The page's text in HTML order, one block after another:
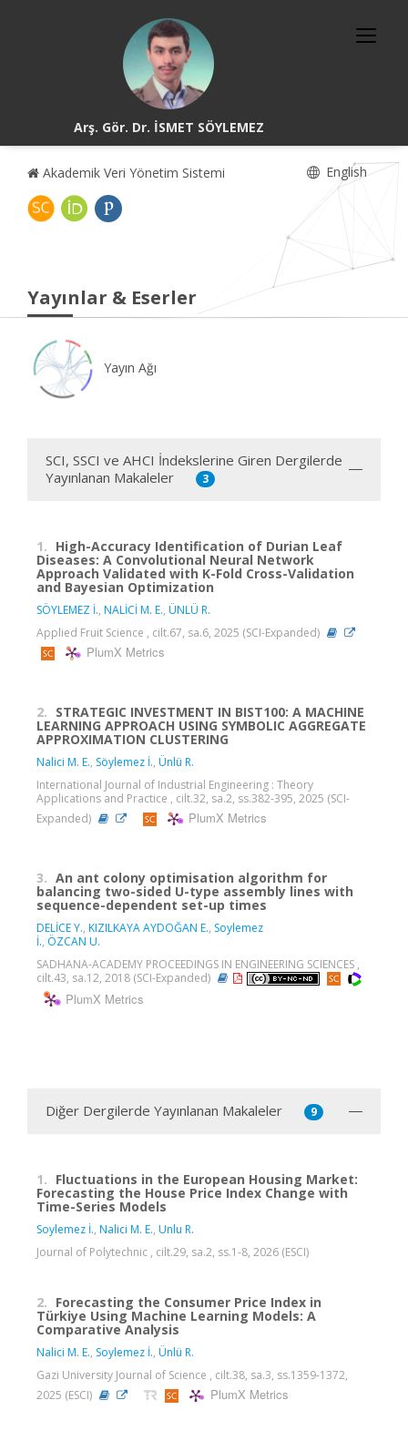
Arş. Gör. Dr. İSMET SÖYLEMEZ
Akademik Veri Yönetim Sistemi English
Yayınlar & Eserler
Yayın Ağı
SCI, SSCI ve AHCI İndekslerine Giren Dergilerde
Yayınlanan Makaleler
3
1. High-Accuracy Identification of Durian Leaf
Diseases: A Convolutional Neural Network
Approach Validated with K-Fold Cross-Validation
and Bayesian Optimization
SÖYLEMEZ İ., NALİCİ M. E., ÜNLÜ R.
Applied Fruit Science , cilt.67, sa.6, 2025 (SCI-Expanded)
PlumX Metrics
2. STRATEGIC INVESTMENT IN BIST100: A MACHINE
LEARNING APPROACH USING SYMBOLIC AGGREGATE
APPROXIMATION CLUSTERING
Nalici M. E., Söylemez İ., Ünlü R.
International Journal of Industrial Engineering : Theory
Applications and Practice , cilt.32, sa.2, ss.382-395, 2025 (SCI-
Expanded)
PlumX Metrics
3. An ant colony optimisation algorithm for
balancing two-sided U-type assembly lines with
sequence-dependent set-up times
DELİCE Y., KIZILKAYA AYDOĞAN E., Soylemez
İ., ÖZCAN U.
SADHANA-ACADEMY PROCEEDINGS IN ENGINEERING SCIENCES ,
cilt.43, sa.12, 2018 (SCI-Expanded)
PlumX Metrics
Diğer Dergilerde Yayınlanan Makaleler 9
1. Fluctuations in the European Housing Market:
Forecasting the House Price Index Change with
Time-Series Models
Soylemez İ., Nalici M. E., Unlu R.
Journal of Polytechnic , cilt.29, sa.2, ss.1-8, 2026 (ESCI)
2. Forecasting the Consumer Price Index in
Türkiye Using Machine Learning Models: A
Comparative Analysis
Nalici M. E., Soylemez İ., Ünlü R.
Gazi University Journal of Science , cilt.38, sa.3, ss.1359-1372,
2025 (ESCI)
PlumX Metrics